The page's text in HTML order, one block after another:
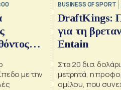
με την
BUSINESS OF SPORT
DraftKings:
για τη
Entain
Στα 20 δισ.
μετρητά, η
ομίλου, που